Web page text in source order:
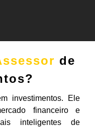
de
investimentos. Ele
financeiro e
inteligentes de